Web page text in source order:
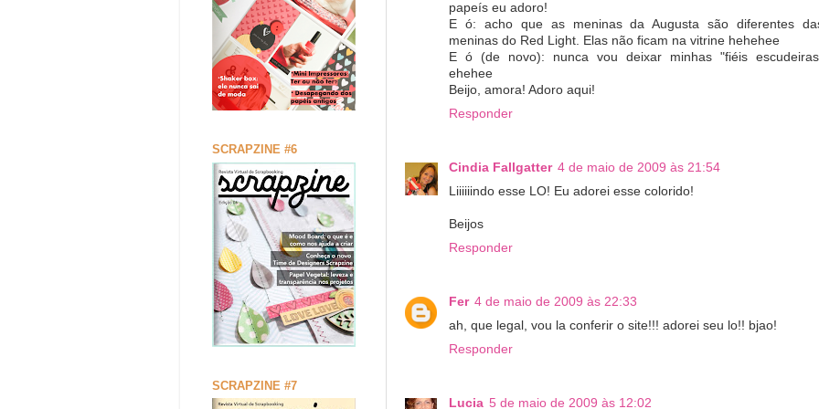
papeís eu adoro!
E ó: acho que as meninas da Augusta são diferentes
meninas do Red Light. Elas não ficam na vitrine hehehee
E ó (de novo): nunca vou deixar minhas "fiéis
ehehee
Beijo, amora! Adoro aqui!
Responder
Cindia Fallgatter 4 de maio de 2009 às 21:54
Liiiiiindo esse LO! Eu adorei esse colorido!
Beijos
Responder
Fer 4 de maio de 2009 às 22:33
ah, que legal, vou la conferir o site!!! adorei seu lo!! bjao!
Responder
Lucia 5 de maio de 2009 às 12:02
SCRAPZINE #6
SCRAPZINE #7